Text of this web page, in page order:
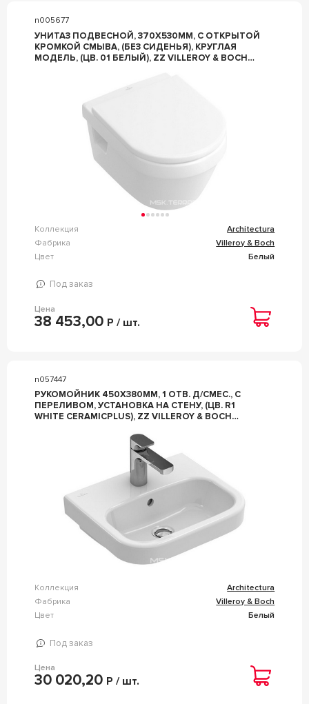
n005677
УНИТАЗ ПОДВЕСНОЙ, 370Х530ММ, С ОТКРЫТОЙ
КРОМКОЙ СМЫВА, (БЕЗ СИДЕНЬЯ), КРУГЛАЯ
МОДЕЛЬ, (ЦВ. 01 БЕЛЫЙ), ZZ VILLEROY & BOCH
Коллекция
Architectura
Фабрика
Villeroy & Boch
Цвет
Белый
Под заказ
Цена
38 453,00 Р / шт.
n057447
РУКОМОЙНИК 450Х380ММ, 1 ОТВ. Д/СМЕС., С
ПЕРЕЛИВОМ, УСТАНОВКА НА СТЕНУ, (ЦВ. R1
WHITE CERAMICPLUS), ZZ VILLEROY & BOCH
Коллекция
Architectura
Фабрика
Villeroy & Boch
Цвет
Белый
Под заказ
Цена
30 020,20 Р / шт.